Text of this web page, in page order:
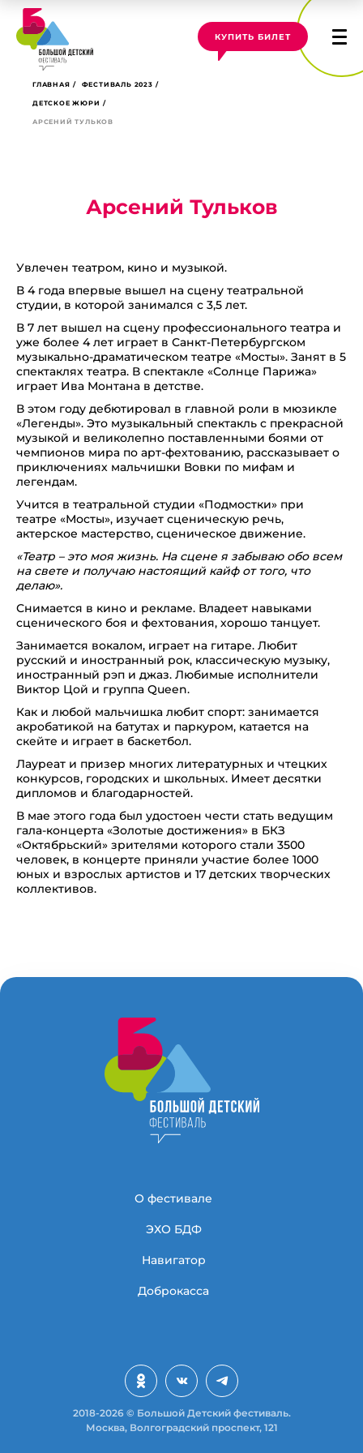
КУПИТЬ БИЛЕТ
ГЛАВНАЯ ФЕСТИВАЛЬ 2023
ДЕТСКОЕ ЖЮРИ
АРСЕНИЙ ТУЛЬКОВ
Арсений Тульков
Увлечен театром, кино и музыкой.
В 4 года впервые вышел на сцену театральной
студии, в которой занимался с 3,5 лет.
В 7 лет вышел на сцену профессионального театра и
уже более 4 лет играет в Санкт-Петербургском
музыкально-драматическом театре «Мосты». Занят в 5
спектаклях театра. В спектакле «Солнце Парижа»
играет Ива Монтана в детстве.
В этом году дебютировал в главной роли в мюзикле
«Легенды». Это музыкальный спектакль с прекрасной
музыкой и великолепно поставленными боями от
чемпионов мира по арт-фехтованию, рассказывает о
приключениях мальчишки Вовки по мифам и
легендам.
Учится в театральной студии «Подмостки» при
театре «Мосты», изучает сценическую речь,
актерское мастерство, сценическое движение.
«Театр – это моя жизнь. На сцене я забываю обо всем
на свете и получаю настоящий кайф от того, что
делаю».
Снимается в кино и рекламе. Владеет навыками
сценического боя и фехтования, хорошо танцует.
Занимается вокалом, играет на гитаре. Любит
русский и иностранный рок, классическую музыку,
иностранный рэп и джаз. Любимые исполнители
Виктор Цой и группа Queen.
Как и любой мальчишка любит спорт: занимается
акробатикой на батутах и паркуром, катается на
скейте и играет в баскетбол.
Лауреат и призер многих литературных и чтецких
конкурсов, городских и школьных. Имеет десятки
дипломов и благодарностей.
В мае этого года был удостоен чести стать ведущим
гала-концерта «Золотые достижения» в БКЗ
«Октябрьский» зрителями которого стали 3500
человек, в концерте приняли участие более 1000
юных и взрослых артистов и 17 детских творческих
коллективов.
О фестивале
ЭХО БДФ
Навигатор
Доброкасса
2018-2026 © Большой Детский фестиваль.
Москва, Волгоградский проспект, 121